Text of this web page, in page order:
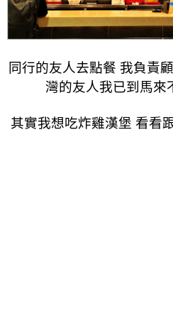
同行的友人去點餐 我負責
灣的友人我已到馬來
其實我想吃炸雞漢堡 看看